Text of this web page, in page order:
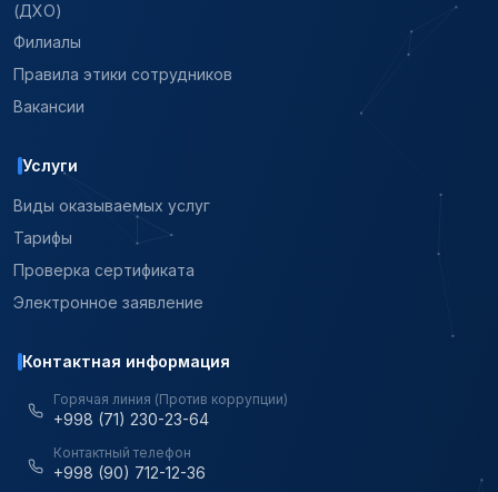
(ДХО)
Филиалы
Правила этики сотрудников
Вакансии
Услуги
Виды оказываемых услуг
Тарифы
Проверка сертификата
Электронное заявление
Контактная информация
Горячая линия (Против коррупции)
+998 (71) 230-23-64
Контактный телефон
+998 (90) 712-12-36